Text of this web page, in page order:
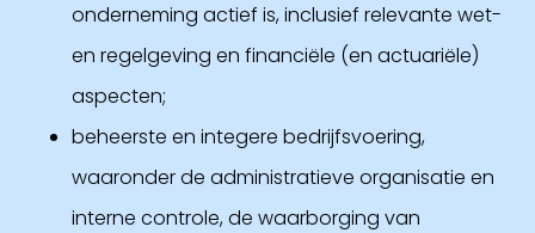
onderneming actief is, inclusief relevante wet-
en regelgeving en financiële (en actuariële)
aspecten;
beheerste en integere bedrijfsvoering,
waaronder de administratieve organisatie en
interne controle, de waarborging van